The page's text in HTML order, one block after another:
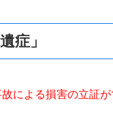
症」
による損害の立証